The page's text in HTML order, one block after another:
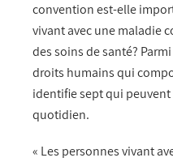
convention est-elle
vivant avec une maladie
des soins de santé?
droits humains qui
identifie sept qui
quotidien.
« Les personnes vivant